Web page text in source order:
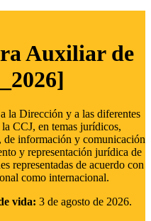
Auxiliar de
la Dirección y a las diferentes
CCJ, en temas jurídicos,
de información y comunicación
y representación jurídica de
representadas de acuerdo con
como internacional.
vida: 3 de agosto de 2026.